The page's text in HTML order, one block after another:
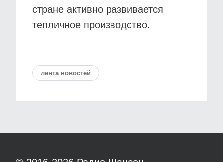
стране активно развивается
тепличное производство.
лента новостей